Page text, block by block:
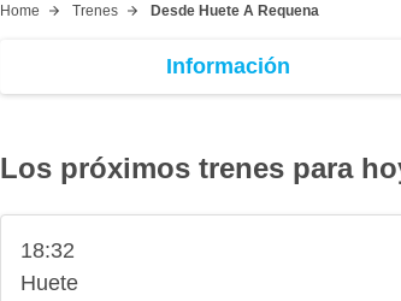
Home Trenes Desde Huete A Requena
Información
Los próximos trenes para
18:32
Huete